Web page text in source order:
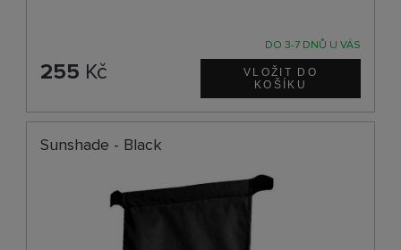
DO 3-7 DNŮ U VÁS
255 Kč
Sunshade - Black